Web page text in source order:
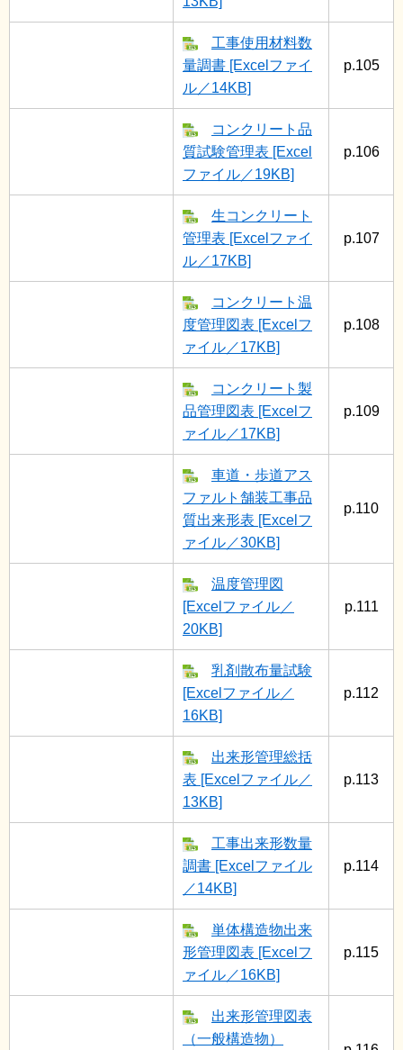
工事使用材料数
量調書 [Excelファイ
ル／14KB]
p.105
コンクリート品
質試験管理表 [Excel
ファイル／19KB]
p.106
生コンクリート
管理表 [Excelファイ
ル／17KB]
p.107
コンクリート温
度管理図表 [Excelフ
ァイル／17KB]
p.108
コンクリート製
品管理図表 [Excelフ
ァイル／17KB]
p.109
車道・歩道アス
ファルト舗装工事品
質出来形表 [Excelフ
ァイル／30KB]
p.110
温度管理図
[Excelファイル／
20KB]
p.111
乳剤散布量試験
[Excelファイル／
16KB]
p.112
出来形管理総括
表 [Excelファイル／
13KB]
p.113
工事出来形数量
調書 [Excelファイル
／14KB]
p.114
単体構造物出来
形管理図表 [Excelフ
ァイル／16KB]
p.115
出来形管理図表
（一般構造物）